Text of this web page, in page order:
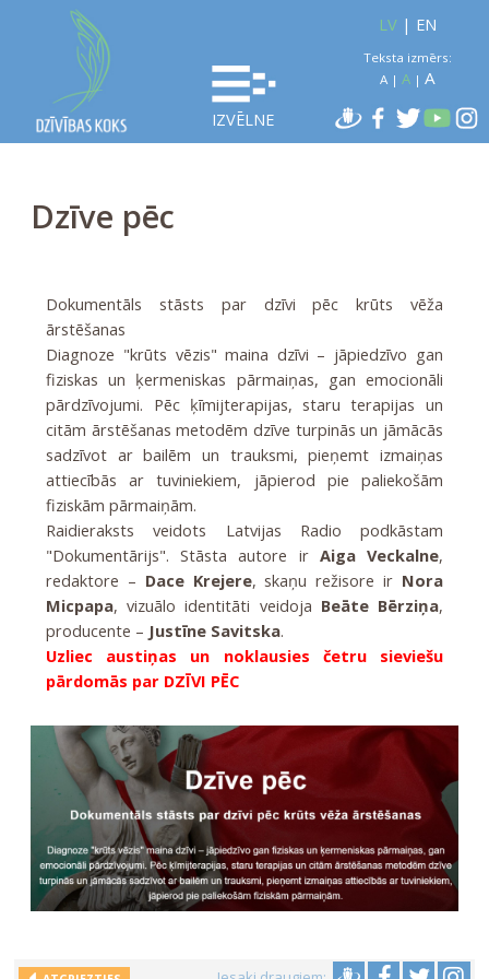
IZVĒLNE
LV| EN
Teksta izmērs:
A| A| A
Dzīve pēc
Dokumentāls stāsts par dzīvi pēc krūts vēža
ārstēšanas
Diagnoze "krūts vēzis" maina dzīvi – jāpiedzīvo gan
fiziskas un ķermeniskas pārmaiņas, gan emocionāli
pārdzīvojumi. Pēc ķīmijterapijas, staru terapijas un
citām ārstēšanas metodēm dzīve turpinās un jāmācās
sadzīvot ar bailēm un trauksmi, pieņemt izmaiņas
attiecībās ar tuviniekiem, jāpierod pie paliekošām
fiziskām pārmaiņām.
Raidieraksts veidots Latvijas Radio podkāstam
"Dokumentārijs". Stāsta autore ir Aiga Veckalne,
redaktore – Dace Krejere, skaņu režisore ir Nora
Micpapa, vizuālo identitāti veidoja Beāte Bērziņa,
producente – Justīne Savitska.
Uzliec austiņas un noklausies četru sieviešu
pārdomās par DZĪVI PĒC